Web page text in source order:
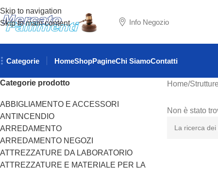
Skip to navigation
Skip to main content
Info Negozio
Categorie HomeShopPagineChi SiamoContatti
Categorie prodotto
ABBIGLIAMENTO E ACCESSORI
ANTINCENDIO
ARREDAMENTO
ARREDAMENTO NEGOZI
ATTREZZATURE DA LABORATORIO
ATTREZZATURE E MATERIALE PER LA
Home
Non è stato